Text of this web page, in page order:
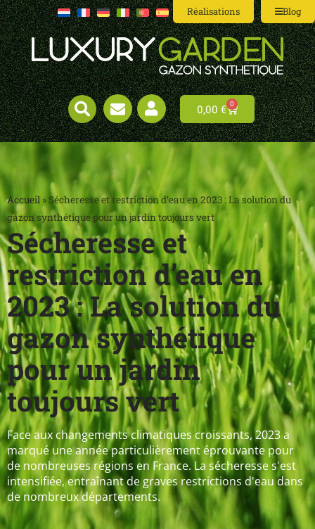
Réalisations Blog
0,00 € 0
Accueil » Sécheresse et restriction d’eau en 2023 : La solution du
gazon synthétique pour un jardin toujours vert
Sécheresse et
restriction d’eau en
2023 : La solution du
gazon synthétique
pour un jardin
toujours vert
Face aux changements climatiques croissants, 2023 a
marqué une année particulièrement éprouvante pour
de nombreuses régions en France. La sécheresse s'est
intensifiée, entraînant de graves restrictions d'eau dans
de nombreux départements.